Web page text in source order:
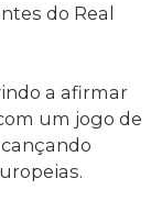
do Real
a afirmar
um jogo de